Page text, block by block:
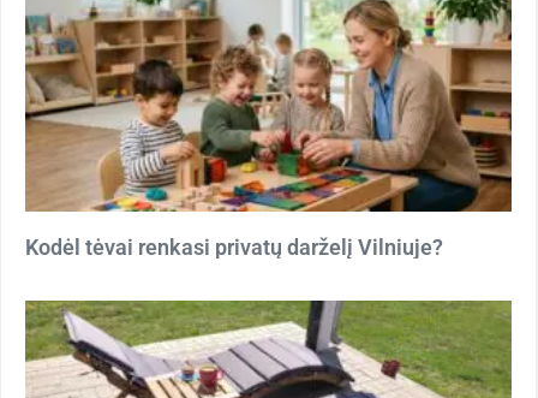
Kodėl tėvai renkasi privatų darželį Vilniuje?